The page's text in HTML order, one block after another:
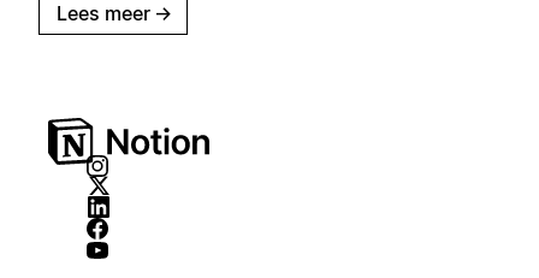
Lees meer →